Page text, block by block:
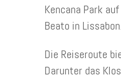
Kencana Park
Beato in Lissabon.
Die Reiseroute
Darunter das